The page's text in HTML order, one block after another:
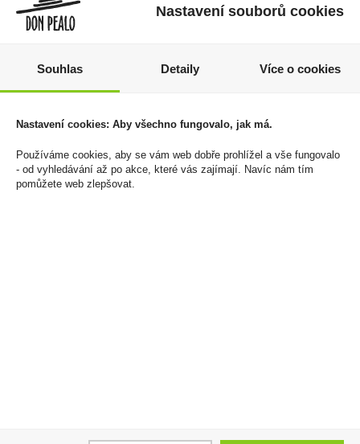
Vodka Amundsen 1l
429 Kč
Cena za:1 ks
Doutníky Oliva Serie V
2 699 Kč
Nastavení souborů cookies
Souhlas Detaily Více o cookies
Nastavení cookies: Aby všechno fungovalo, jak má.
Používáme cookies, aby se vám web dobře prohlížel a vše fungovalo
- od vyhledávání až po akce, které vás zajímají. Navíc nám tím
pomůžete web zlepšovat.